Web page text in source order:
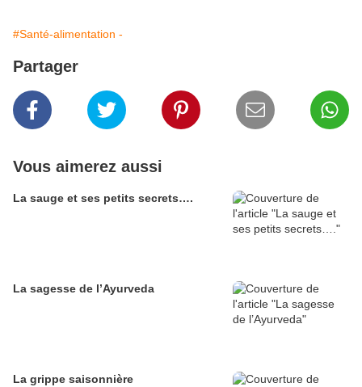
#Santé-alimentation -
Partager
Vous aimerez aussi
La sauge et ses petits secrets….
La sagesse de l’Ayurveda
La grippe saisonnière